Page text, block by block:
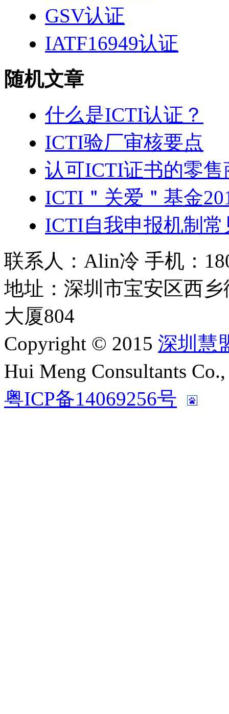
GSV认证
IATF16949认证
随机文章
什么是ICTI认证？
ICTI验厂审核要点
认可ICTI证书的零售
ICTI＂关爱＂基金
ICTI自我申报机制
联系人：Alin冷 手机：
地址：深圳市宝安区西
大厦804
Copyright © 2015 深圳慧
Hui Meng Consultants
粤ICP备14069256号